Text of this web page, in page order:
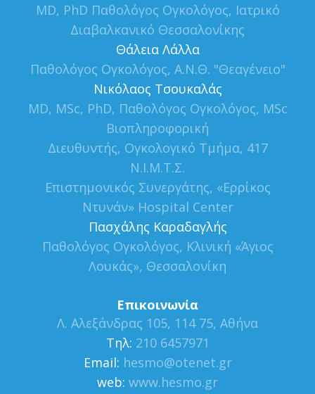
MD, PhD Παθολόγος Ογκολόγος, Ιατρικό
Διαβαλκανικό Θεσσαλονίκης
Θάλεια Λάλλα
Παθολόγος Ογκολόγος, Α.Ν.Θ. "Θεαγένειο"
Νικόλαος Τσουκαλάς
MD, MSc, PhD, Παθολόγος Ογκολόγος, MSc
Βιοπληροφορική
Διευθυντής, Ογκολογικό Τμήμα, 417
Ν.Ι.Μ.Τ.Σ.
Επιστημονικός Συνεργάτης, «Ερρίκος
Ντυνάν» Hospital Center
Πασχάλης Καραδαγλής
Παθολόγος Ογκολόγος, Κλινική «Άγιος
Λουκάς», Θεσσαλονίκη
Επικοινωνία
Λ. Αλεξάνδρας 105, 114 75, Αθήνα
Τηλ: 210 6457971
Εmail: hesmo@otenet.gr
web: www.hesmo.gr